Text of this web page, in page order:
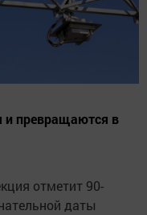
и превращаются в
отметит 90-
даты